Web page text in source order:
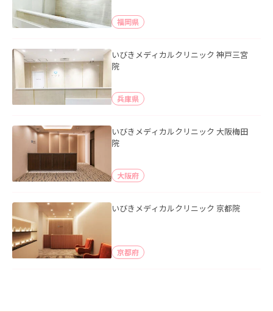
福岡県
いびきメディカルクリニック 神戸三宮
院
兵庫県
いびきメディカルクリニック 大阪梅田
院
大阪府
いびきメディカルクリニック 京都院
京都府